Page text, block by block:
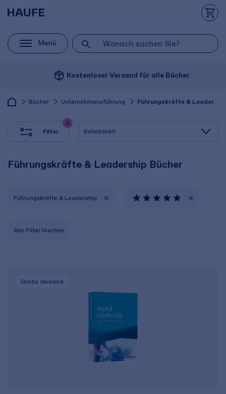
Menü
package_2 Kostenloser Versand für alle Bücher.
Bücher Unternehmensführung Führungskräfte & Leadership
Filter
2
Führungskräfte & Leadership Bücher
Führungskräfte & Leadership
Alle Filter löschen
Gratis Versand